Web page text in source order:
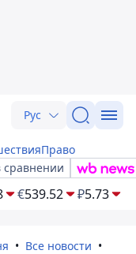
Рус
Право
сравнении
€539.52 ₽5.73
Все новости